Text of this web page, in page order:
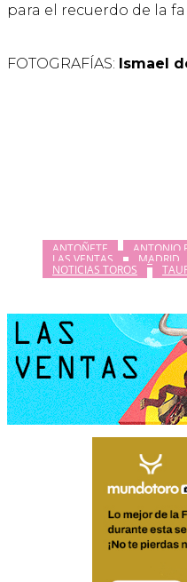
para el recuerdo de la
FOTOGRAFÍAS: Ismael
ANTOÑETE ANTONIO
LAS VENTAS MADRID
NOTICIAS TOROS